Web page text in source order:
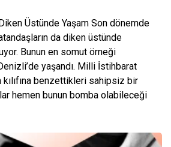
Üstünde Yaşam Son dönemde
da diken üstünde
Bunun en somut örneği
yaşandı. Milli İstihbarat
kılıfına benzettikleri sahipsiz bir
hemen bunun bomba olabileceği